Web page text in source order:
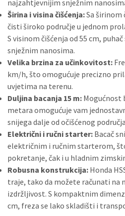
najzahtjevnijim snježnim
Širina i visina čišćenja:Sa širinom
čisti široko područje u jednom
S visinom čišćenja od 55 cm,
snježnim nanosima.
Velika brzina za učinkovitost:
km/h, što omogućuje precizno
uvjetima na terenu.
Duljina bacanja 15 m: Mogućnost
metara omogućuje vam
snijega dalje od očišćenog
Električni i ručni starter: Bacač
električnim i ručnim starterom,
pokretanje, čak i u hladnim
Robusna konstrukcija: Honda
traje, tako da možete računati na
izdržljivost. S kompaktnim
cm, freza se lako skladišti i